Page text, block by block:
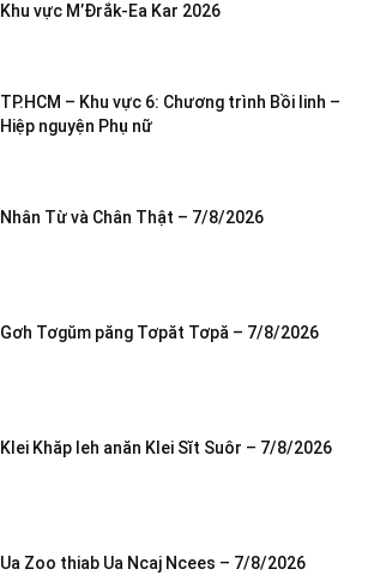
Khu vực M’Đrắk-Ea Kar 2026
TP.HCM – Khu vực 6: Chương trình Bồi linh –
Hiệp nguyện Phụ nữ
Nhân Từ và Chân Thật – 7/8/2026
Gơh Tơgŭm păng Tơpăt Tơpă – 7/8/2026
Klei Khăp leh anăn Klei Sĭt Suôr – 7/8/2026
Ua Zoo thiab Ua Ncaj Ncees – 7/8/2026